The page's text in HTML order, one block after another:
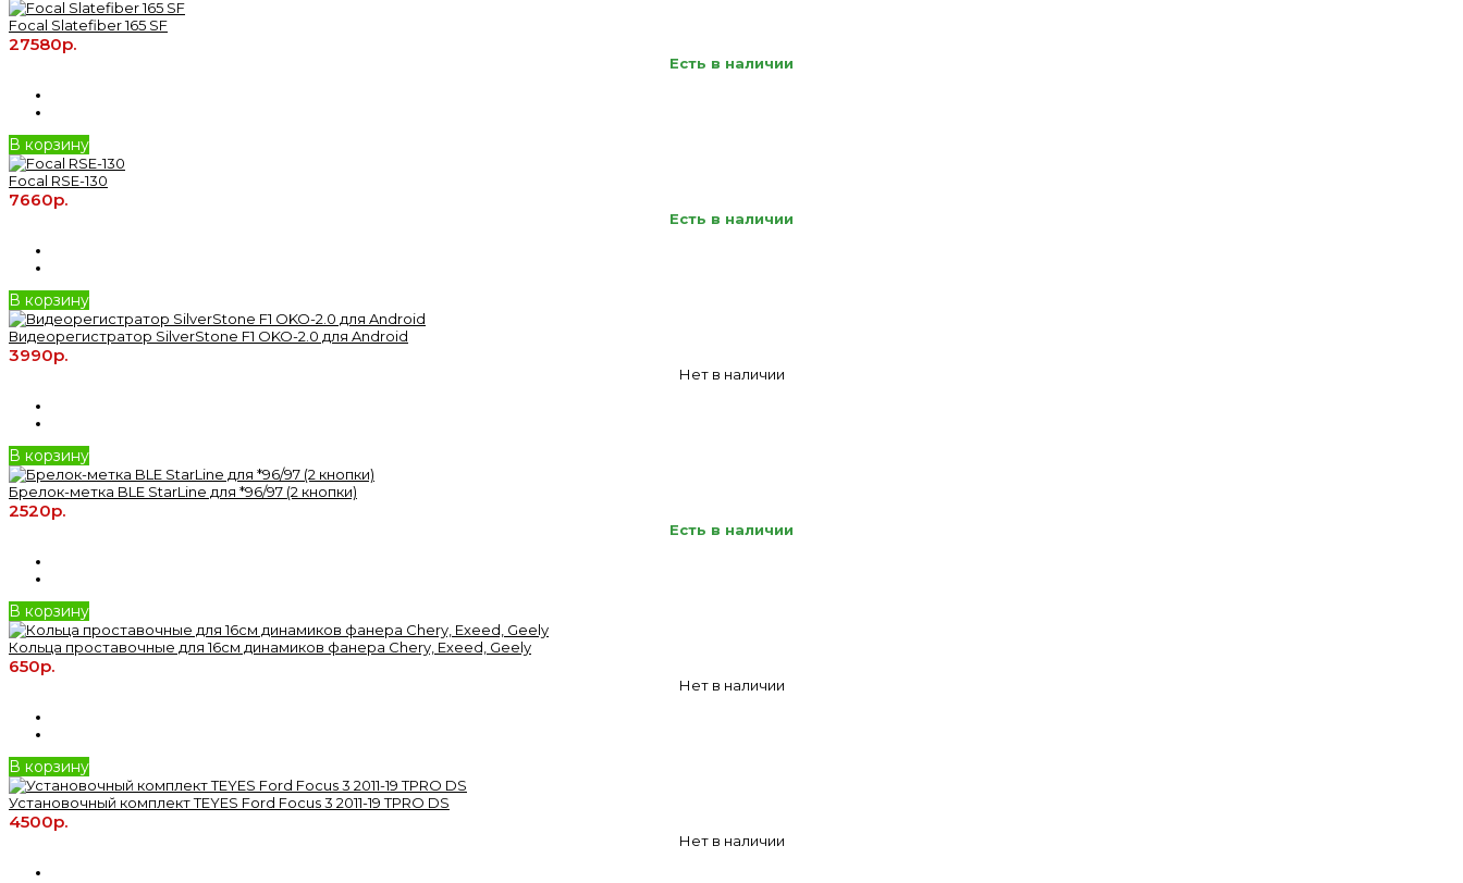
Focal Slatefiber 165 SF
27580р.
Есть в наличии
В корзину
Focal RSE-130
7660р.
Есть в наличии
В корзину
Видеорегистратор SilverStone F1 OKO-2.0 для Android
3990р.
Нет в наличии
В корзину
Брелок-метка BLE StarLine для *96/97 (2 кнопки)
2520р.
Есть в наличии
В корзину
Кольца проставочные для 16см динамиков фанера Chery, Exeed, Geely
650р.
Нет в наличии
В корзину
Установочный комплект TEYES Ford Focus 3 2011-19 TPRO DS
4500р.
Нет в наличии